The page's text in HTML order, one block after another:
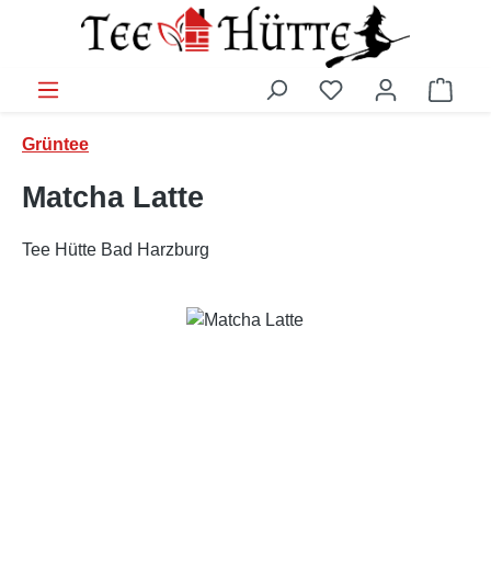
Zum Hauptinhalt springen
Grüntee
Matcha Latte
Tee Hütte Bad Harzburg
Bildergalerie überspringen